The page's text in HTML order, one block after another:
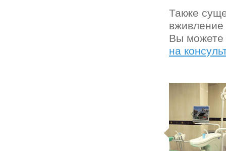
Также
Вы можете
на